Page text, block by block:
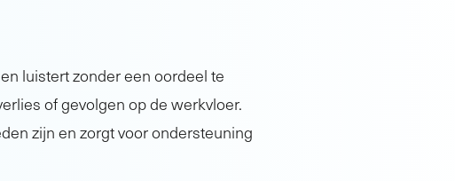
en luistert zonder een oordeel te
of gevolgen op de werkvloer.
zijn en zorgt voor ondersteuning